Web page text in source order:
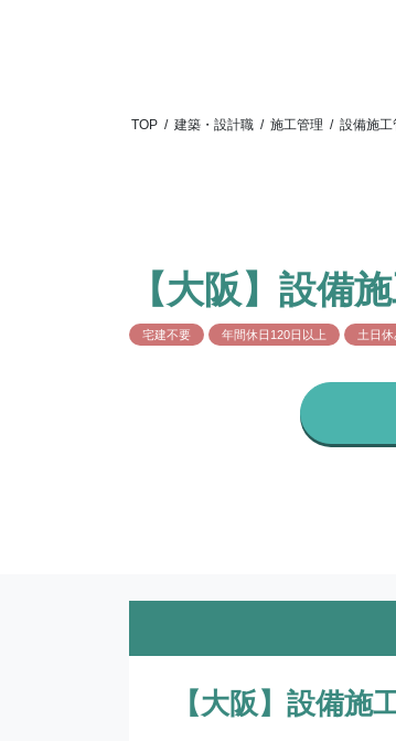
TOP / 建築・設計職 / 施工管理 / 設備施工
【大阪】設備
宅建不要 年間休日120日以上 土日休
【大阪】設備